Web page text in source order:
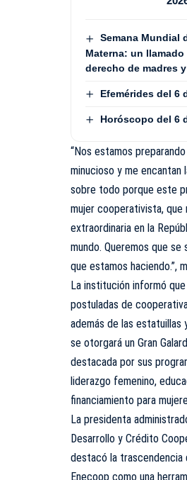
Semana Mundial
Materna: un llamado
derecho de madres
Efemérides del 6
Horóscopo del 6
“Nos estamos
minucioso y me encantan
sobre todo porque este
mujer cooperativista, que
extraordinaria en la
mundo. Queremos que
que estamos haciendo.”,
La institución informó
postuladas de
además de las estatuillas
se otorgará un Gran
destacada por sus
liderazgo femenino,
financiamiento para
La presidenta
Desarrollo y Crédito
destacó la trascendencia
Enecoop como una